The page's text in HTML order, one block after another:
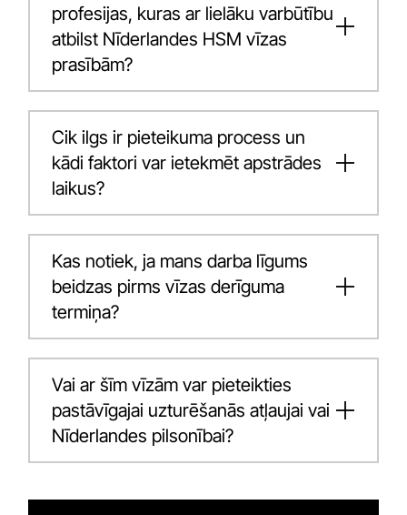
profesijas, kuras ar lielāku varbūtību
atbilst Nīderlandes HSM vīzas
prasībām?
Cik ilgs ir pieteikuma process un
kādi faktori var ietekmēt apstrādes
laikus?
Kas notiek, ja mans darba līgums
beidzas pirms vīzas derīguma
termiņa?
Vai ar šīm vīzām var pieteikties
pastāvīgajai uzturēšanās atļaujai vai
Nīderlandes pilsonībai?